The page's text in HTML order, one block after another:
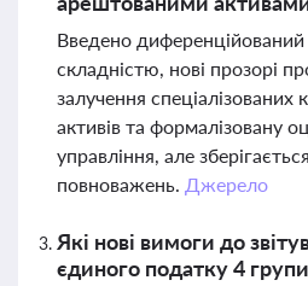
Введено диференційований
складністю, нові прозорі
залучення спеціалізованих
активів та формалізовану
управління, але
повноважень. Джерело
Які нові вимоги до
єдиного податку 4